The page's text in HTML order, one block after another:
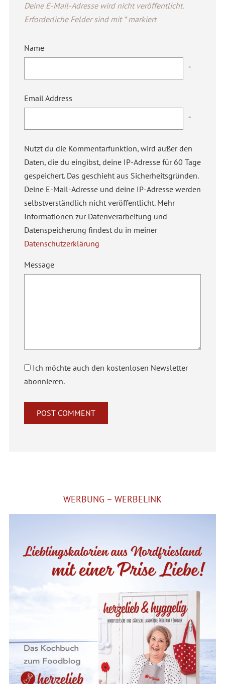
Deine E-Mail-Adresse wird nicht veröffentlicht.
Erforderliche Felder sind mit *markiert
Name
*
Email Address
*
Nutzt du die Kommentarfunktion, wird außer den
Daten, die du eingibst, deine IP-Adresse für 60 Tage
gespeichert. Das geschieht aus Sicherheitsgründen.
Deine E-Mail-Adresse und deine IP-Adresse werden
selbstverständlich nicht veröffentlicht. Mehr
Informationen zur Datenverarbeitung und
Datenspeicherung findest du in meiner
Datenschutzerklärung
Message
Ich möchte auch den kostenlosen Newsletter
abonnieren.
WERBUNG – WERBELINK